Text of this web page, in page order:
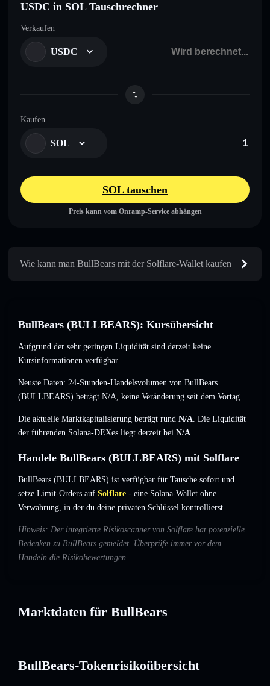
USDC in SOL Tauschrechner
Verkaufen
USDC
Kaufen
SOL
SOL tauschen
Preis kann vom Onramp-Service abhängen
Wie kann man BullBears mit der Solflare-Wallet kaufen
BullBears (BULLBEARS): Kursübersicht
Aufgrund der sehr geringen Liquidität sind derzeit keine
Kursinformationen verfügbar.
Neuste Daten: 24-Stunden-Handelsvolumen von BullBears
(BULLBEARS) beträgt N/A, keine Veränderung seit dem Vortag.
Die aktuelle Marktkapitalisierung beträgt rund N/A. Die Liquidität
der führenden Solana-DEXes liegt derzeit bei N/A.
Handele BullBears (BULLBEARS) mit Solflare
BullBears (BULLBEARS) ist verfügbar für Tausche sofort und
setze Limit-Orders auf Solflare - eine Solana-Wallet ohne
Verwahrung, in der du deine privaten Schlüssel kontrollierst.
Hinweis: Der integrierte Risikoscanner von Solflare hat potenzielle
Bedenken zu BullBears gemeldet. Überprüfe immer vor dem
Handeln die Risikobewertungen.
Marktdaten für BullBears
BullBears-Tokenrisikoübersicht